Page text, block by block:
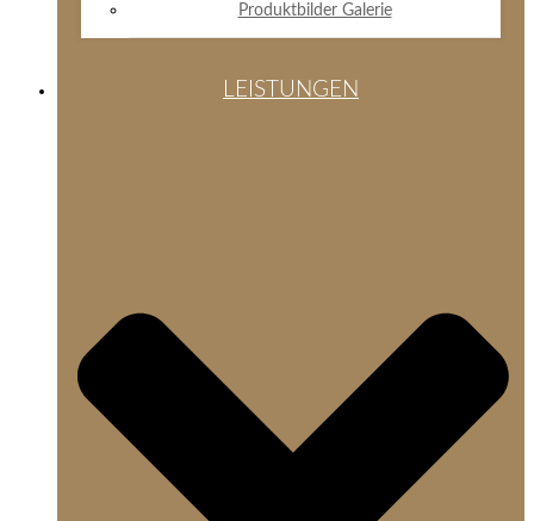
Produktbilder Galerie
LEISTUNGEN